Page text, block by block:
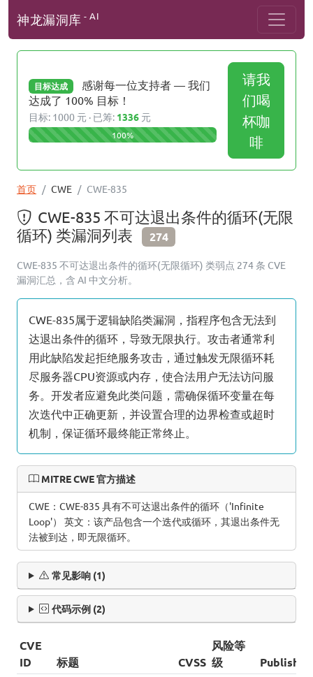
神龙漏洞库 - AI
目标达成
感谢每一位支持者 — 我们
达成了 100% 目标！
目标: 1000 元 · 已筹: 1336 元
100%
请我
们喝
杯咖
啡
首页 CWE CWE-835
CWE-835 不可达退出条件的循环(无限
循环) 类漏洞列表
274
CWE-835 不可达退出条件的循环(无限循环) 类弱点 274 条 CVE
漏洞汇总，含 AI 中文分析。
CWE-835属于逻辑缺陷类漏洞，指程序包含无法到
达退出条件的循环，导致无限执行。攻击者通常利
用此缺陷发起拒绝服务攻击，通过触发无限循环耗
尽服务器CPU资源或内存，使合法用户无法访问服
务。开发者应避免此类问题，需确保循环变量在每
次迭代中正确更新，并设置合理的边界检查或超时
机制，保证循环最终能正常终止。
MITRE CWE 官方描述
CWE：CWE-835 具有不可达退出条件的循环（'Infinite
Loop'） 英文：该产品包含一个迭代或循环，其退出条件无
法被到达，即无限循环。
常见影响 (1)
代码示例 (2)
CVE
ID
标题 CVSS
风险等
级
Published